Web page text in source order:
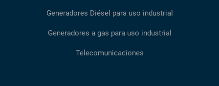
Generadores Diésel para uso industrial
Generadores a gas para uso industrial
Telecomunicaciones